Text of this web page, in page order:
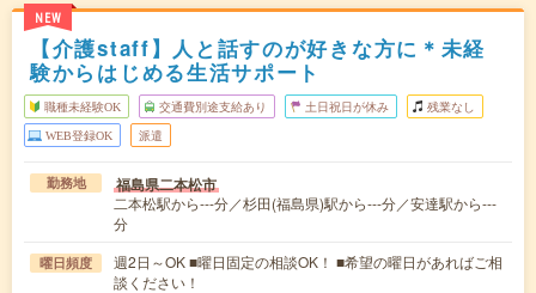
NEW
【介護staff】人と話すのが好きな方に＊未経
験からはじめる生活サポート
職種未経験OK 交通費別途支給あり 土日祝日が休み 残業なし
WEB登録OK 派遣
勤務地 福島県二本松市
二本松駅から---分／杉田(福島県)駅から---分／安達駅から---
分
曜日頻度
週2日～OK ■曜日固定の相談OK！ ■希望の曜日があればご相
談ください！